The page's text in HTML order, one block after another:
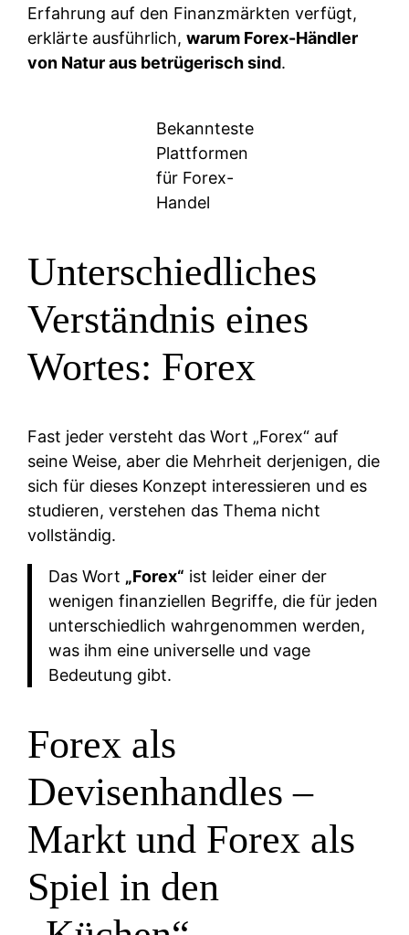
Erfahrung auf den Finanzmärkten verfügt,
erklärte ausführlich,warum Forex-Händler
von Natur aus betrügerisch sind.
Bekannteste
Plattformen
für Forex-
Handel
Unterschiedliches
Verständnis eines
Wortes: Forex
Fast jeder versteht das Wort „Forex“ auf
seine Weise, aber die Mehrheit derjenigen, die
sich für dieses Konzept interessieren und es
studieren, verstehen das Thema nicht
vollständig.
Das Wort „Forex“ ist leider einer der
wenigen finanziellen Begriffe, die für jeden
unterschiedlich wahrgenommen werden,
was ihm eine universelle und vage
Bedeutung gibt.
Forex als
Devisenhandles –
Markt und Forex als
Spiel in den